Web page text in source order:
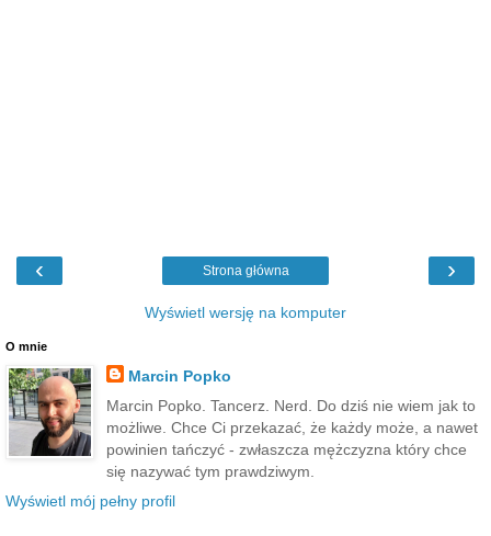
‹ ›
Strona główna
Wyświetl wersję na komputer
O mnie
Marcin Popko
Marcin Popko. Tancerz. Nerd. Do dziś nie wiem jak to
możliwe. Chce Ci przekazać, że każdy może, a nawet
powinien tańczyć - zwłaszcza mężczyzna który chce
się nazywać tym prawdziwym.
Wyświetl mój pełny profil